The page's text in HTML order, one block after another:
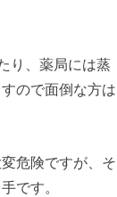
り、薬局には蒸
ので面倒な方は
危険ですが、そ
です。